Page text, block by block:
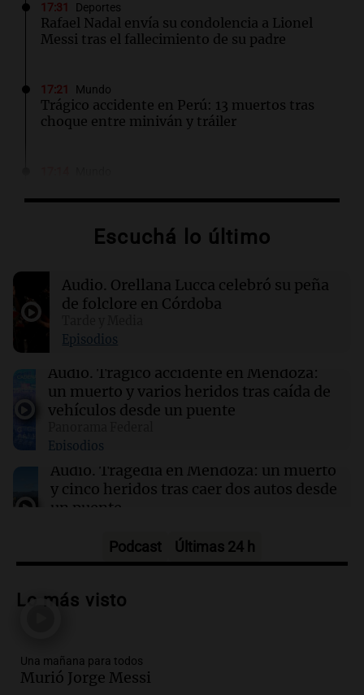
17:31 Deportes
Rafael Nadal envía su condolencia a Lionel
Messi tras el fallecimiento de su padre
17:21 Mundo
Trágico accidente en Perú: 13 muertos tras
choque entre miniván y tráiler
política de videos de cámaras corporales
La Alianza Internacional de Migraña busca
priorizar la enfermedad como un tema de
salud pública
17:00
River se mide ante Tigre en un duelo crucial
para el futuro de Coudet
El Senado de EE.UU. aprueba ley para evitar el
cierre del Gobierno federal antes de elecciones
Escuchá lo último
Audio. Orellana Lucca celebró su peña
de folclore en Córdoba
Episodios
Audio. Trágico accidente en Mendoza:
un muerto y varios heridos tras caída de
vehículos desde un puente
Episodios
Audio. Tragedia en Mendoza: un muerto
y cinco heridos tras caer dos autos desde
un puente
Audio.Messi llegará esta noche a
tras la muerte de su papá
Audio.Ley de Propiedad Privada: el revés
en el Congreso expuso una debilidad
Podcast Últimas 24 h
Lo más visto
Una mañana para todos
Murió Jorge Messi